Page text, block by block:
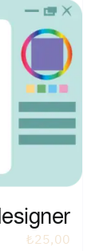
₺25,00